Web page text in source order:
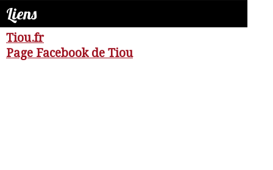
Liens
Tiou.fr
Page Facebook de Tiou